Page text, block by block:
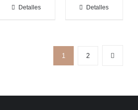
Detalles Detalles
1 2